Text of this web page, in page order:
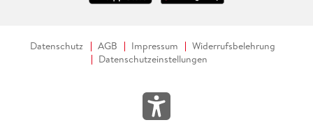
Datenschutz AGB Impressum
Widerrufsbelehrung
Datenschutzeinstellungen